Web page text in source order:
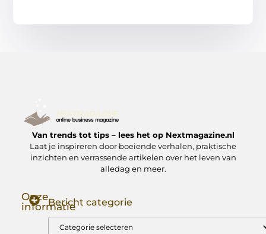
Van trends tot tips – lees het op Nextmagazine.nl
Laat je inspireren door boeiende verhalen, praktische
inzichten en verrassende artikelen over het leven van
alledag en meer.
Onze
informatieBericht categorie